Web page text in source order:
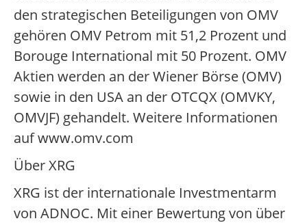
den strategischen Beteiligungen von OMV
gehören OMV Petrom mit 51,2 Prozent und
Borouge International mit 50 Prozent. OMV
Aktien werden an der Wiener Börse (OMV)
sowie in den USA an der OTCQX (OMVKY,
OMVJF) gehandelt. Weitere Informationen
auf www.omv.com
Über XRG
XRG ist der internationale Investmentarm
von ADNOC. Mit einer Bewertung von über